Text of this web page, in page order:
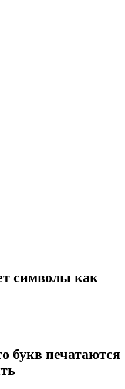
символы как
букв печатаются